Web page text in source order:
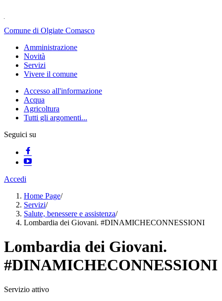
Comune di Olgiate Comasco
Amministrazione
Novità
Servizi
Vivere il comune
Accesso all'informazione
Acqua
Agricoltura
Tutti gli argomenti...
Seguici su
Accedi
Home Page/
Servizi/
Salute, benessere e assistenza/
Lombardia dei Giovani. #DINAMICHECONNESSIONI
Lombardia dei Giovani.
#DINAMICHECONNESSIONI
Servizio attivo